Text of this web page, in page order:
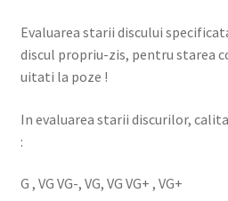
Evaluarea starii discului
discul propriu-zis, pentru starea
uitati la poze !
In evaluarea starii discurilor,
:
G , VG VG-, VG, VG VG+ , VG+